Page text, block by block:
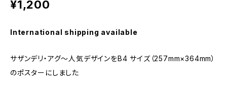
¥1,200
International shipping available
サザンデリ・アグ〜人気デザインをB4 サイズ（257mm×364mm）
のポスターにしました